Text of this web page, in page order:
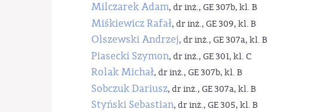
Milczarek Adam, dr inż., GE 307b, kl. B
Miśkiewicz Rafał, dr inż., GE 309, kl. B
Olszewski Andrzej, dr inż., GE 307a, kl. B
Piasecki Szymon, dr inż., GE 301, kl. C
Rolak Michał, dr inż., GE 307b, kl. B
Sobczuk Dariusz, dr inż., GE 307a, kl. B
Styński Sebastian, dr inż., GE 305, kl. B